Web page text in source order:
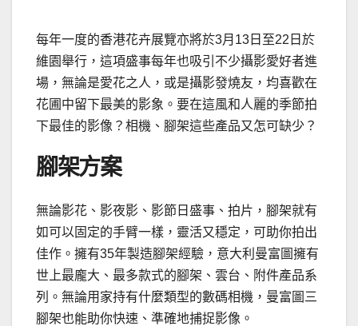
每年一度的香港花卉展覽亦將於3月13日至22日於
維園舉行，這項盛事每年也吸引不少攝影愛好者進
場，無論是愛花之人，或是攝影發燒友，均喜歡在
花圃中留下最美的影象。要在這風和人麗的季節拍
下最佳的影像？相機、腳架這些產品又怎可缺少？
腳架方案
無論影花、影夜影、影節日盛事、拍片，腳架就有
如可以固定的手臂一樣，靈活又穩定，可助你拍出
佳作。擁有35年製造腳架經驗，意大利曼富圖擁有
世上最龐大、最多款式的腳架、雲台、附件產品系
列。無論用家持有什麼類型的數碼相機，曼富圖三
腳架也能助你快速、準確地捕捉影像。